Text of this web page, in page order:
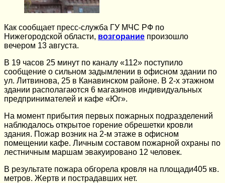
Как сообщает пресс-служба ГУ МЧС РФ по
Нижегородской области, возгорание произошло
вечером 13 августа.
В 19 часов 25 минут по каналу «112» поступило
сообщение о сильном задымлении в офисном здании по
ул. Литвинова, 25 в Канавинском районе. В 2-х этажном
здании располагаются 6 магазинов индивидуальных
предпринимателей и кафе «Юг».
На момент прибытия первых пожарных подразделений
наблюдалось открытое горение обрешетки кровли
здания. Пожар возник на 2-м этаже в офисном
помещении кафе. Личным составом пожарной охраны по
лестничным маршам эвакуировано 12 человек.
В результате пожара обгорела кровля на площади405 кв.
метров. Жертв и пострадавших нет.